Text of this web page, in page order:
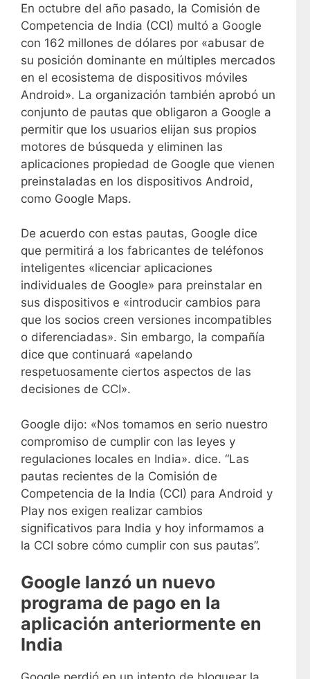
En octubre del año pasado, la Comisión de
Competencia de India (CCI) multó a Google
con 162 millones de dólares por «abusar de
su posición dominante en múltiples mercados
en el ecosistema de dispositivos móviles
Android». La organización también aprobó un
conjunto de pautas que obligaron a Google a
permitir que los usuarios elijan sus propios
motores de búsqueda y eliminen las
aplicaciones propiedad de Google que vienen
preinstaladas en los dispositivos Android,
como Google Maps.
De acuerdo con estas pautas, Google dice
que permitirá a los fabricantes de teléfonos
inteligentes «licenciar aplicaciones
individuales de Google» para preinstalar en
sus dispositivos e «introducir cambios para
que los socios creen versiones incompatibles
o diferenciadas». Sin embargo, la compañía
dice que continuará «apelando
respetuosamente ciertos aspectos de las
decisiones de CCI».
Google dijo: «Nos tomamos en serio nuestro
compromiso de cumplir con las leyes y
regulaciones locales en India». dice. “Las
pautas recientes de la Comisión de
Competencia de la India (CCI) para Android y
Play nos exigen realizar cambios
significativos para India y hoy informamos a
la CCI sobre cómo cumplir con sus pautas”.
Google lanzó un nuevo
programa de pago en la
aplicación anteriormente en
India